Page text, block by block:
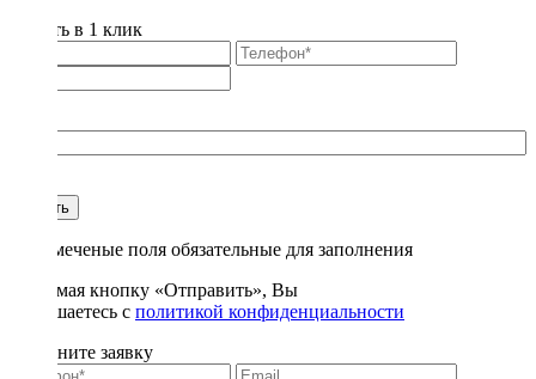
Купить в 1 клик
Купить
* - отмеченые поля обязательные для заполнения
Нажимая кнопку «Отправить», Вы
соглашаетесь с политикой конфиденциальности
Заполните заявку